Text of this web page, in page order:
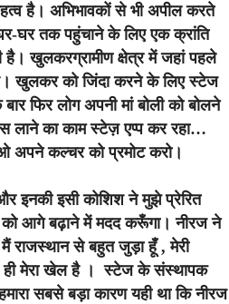
है। अभिभावकों से भी अपील करते
घर तक पहुंचाने के लिए एक क्रांति
खुलकरग्रामीण क्षेत्र में जहां पहले
खुलकर को जिंदा करने के लिए स्टेज
फिर लोग अपनी मां बोली को बोलने
लाने का काम स्टेज़ एप्प कर रहा…
कल्चर को प्रमोट करो।
इनकी इसी कोशिश ने मुझे प्रेरित
आगे बढ़ाने में मदद करूँगा। नीरज ने
राजस्थान से बहुत जुड़ा हूँ , मेरी
ही मेरा खेल है । स्टेज के संस्थापक
सबसे बड़ा कारण यही था कि नीरज